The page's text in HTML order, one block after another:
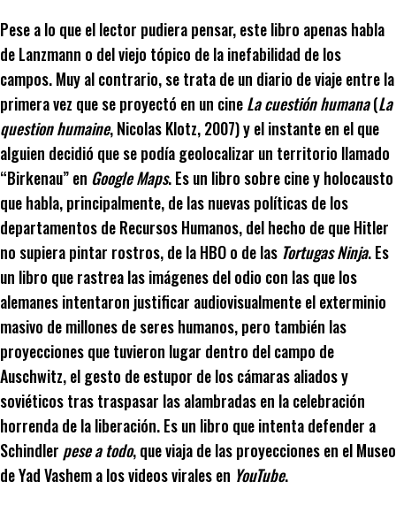
Pese a lo que el lector pudiera pensar, este libro apenas habla
de Lanzmann o del viejo tópico de la inefabilidad de los
campos. Muy al contrario, se trata de un diario de viaje entre la
primera vez que se proyectó en un cineLa cuestión humana(La
question humaine, Nicolas Klotz, 2007) y el instante en el que
alguien decidió que se podía geolocalizar un territorio llamado
“Birkenau” en Google Maps. Es un libro sobre cine y holocausto
que habla, principalmente, de las nuevas políticas de los
departamentos de Recursos Humanos, del hecho de que Hitler
no supiera pintar rostros, de la HBO o de las Tortugas Ninja. Es
un libro que rastrea las imágenes del odio con las que los
alemanes intentaron justificar audiovisualmente el exterminio
masivo de millones de seres humanos, pero también las
proyecciones que tuvieron lugar dentro del campo de
Auschwitz, el gesto de estupor de los cámaras aliados y
soviéticos tras traspasar las alambradas en la celebración
horrenda de la liberación. Es un libro que intenta defender a
Schindler pese a todo, que viaja de las proyecciones en el Museo
de Yad Vashem a los videos virales en YouTube.